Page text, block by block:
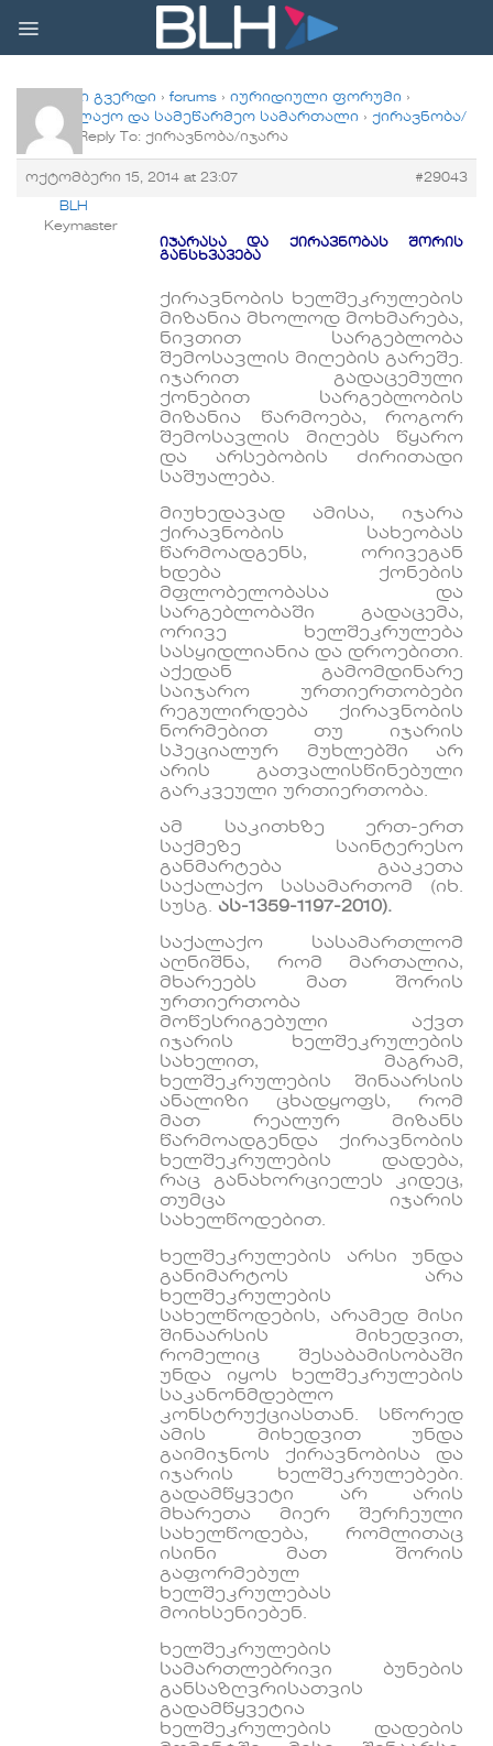
content
მთავარი გვერდი › forums › იურიდიული ფორუმი ›
სამოქალაქო და სამეწარმეო სამართალი › ქირავნობა/
იჯარა
Reply To: ქირავნობა/იჯარა
ოქტომბერი 15, 2014 at 23:07 #29043
BLH
Keymaster
იჯარასა და ქირავნობას შორის
განსხვავება
ქირავნობის ხელშეკრულების
მიზანია მხოლოდ მოხმარება,
ნივთით სარგებლობა
შემოსავლის მიღების გარეშე.
იჯარით გადაცემული
ქონებით სარგებლობის
მიზანია წარმოება, როგორ
შემოსავლის მიღებს წყარო
და არსებობის ძირითადი
საშუალება.
მიუხედავად ამისა, იჯარა
ქირავნობის სახეობას
წარმოადგენს, ორივეგან
ხდება ქონების
მფლობელობასა და
სარგებლობაში გადაცემა,
ორივე ხელშეკრულება
სასყიდლიანია და დროებითი.
აქედან გამომდინარე
საიჯარო ურთიერთობები
რეგულირდება ქირავნობის
ნორმებით თუ იჯარის
სპეციალურ მუხლებში არ
არის გათვალისწინებული
გარკვეული ურთიერთობა.
ამ საკითხზე ერთ-ერთ
საქმეზე საინტერესო
განმარტება გააკეთა
საქალაქო სასამართომ (იხ.
სუსგ. ას-1359-1197-2010).
საქალაქო სასამართლომ
აღნიშნა, რომ მართალია,
მხარეებს მათ შორის
ურთიერთობა
მოწესრიგებული აქვთ
იჯარის ხელშეკრულების
სახელით, მაგრამ,
ხელშეკრულების შინაარსის
ანალიზი ცხადყოფს, რომ
მათ რეალურ მიზანს
წარმოადგენდა ქირავნობის
ხელშეკრულების დადება,
რაც განახორციელეს კიდეც,
თუმცა იჯარის
სახელწოდებით.
ხელშეკრულების არსი უნდა
განიმარტოს არა
ხელშეკრულების
სახელწოდების, არამედ მისი
შინაარსის მიხედვით,
რომელიც შესაბამისობაში
უნდა იყოს ხელშეკრულების
საკანონმდებლო
კონსტრუქციასთან. სწორედ
ამის მიხედვით უნდა
გაიმიჯნოს ქირავნობისა და
იჯარის ხელშეკრულებები.
გადამწყვეტი არ არის
მხარეთა მიერ შერჩეული
სახელწოდება, რომლითაც
ისინი მათ შორის
გაფორმებულ
ხელშეკრულებას
მოიხსენიებენ.
ხელშეკრულების
სამართლებრივი ბუნების
განსაზღვრისათვის
გადამწყვეტია
ხელშეკრულების დადების